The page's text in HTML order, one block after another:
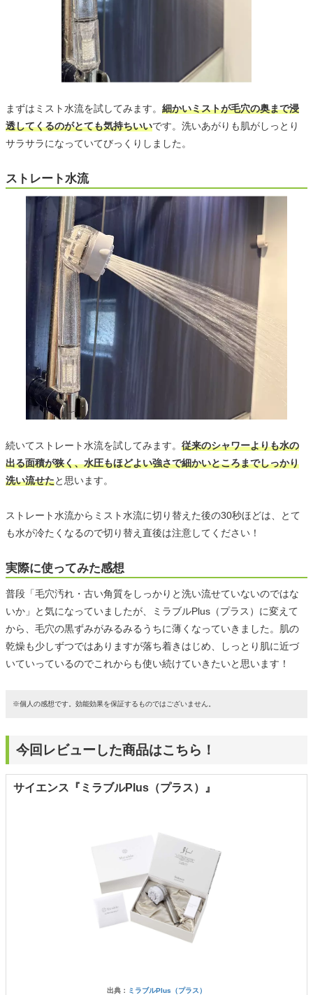
まずはミスト水流を試してみます。 細かいミストが毛穴の奥まで浸
透してくるのがとても気持ちいいです。洗いあがりも肌がしっとり
サラサラになっていてびっくりしました。
ストレート水流
続いてストレート水流を試してみます。 従来のシャワーよりも水の
出る面積が狭く、水圧もほどよい強さで細かいところまでしっかり
洗い流せたと思います。
ストレート水流からミスト水流に切り替えた後の30秒ほどは、とて
も水が冷たくなるので切り替え直後は注意してください！
実際に使ってみた感想
普段「毛穴汚れ・古い角質をしっかりと洗い流せていないのではな
いか」と気になっていましたが、ミラブルPlus（プラス）に変えて
から、毛穴の黒ずみがみるみるうちに薄くなっていきました。肌の
乾燥も少しずつではありますが落ち着きはじめ、しっとり肌に近づ
いていっているのでこれからも使い続けていきたいと思います！
※個人の感想です。効能効果を保証するものではございません。
今回レビューした商品はこちら！
サイエンス『ミラブルPlus（プラス）』
出典： ミラブルPlus（プラス）